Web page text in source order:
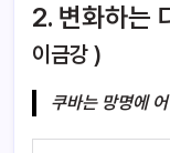
2. 변화하는
이금강 )
쿠바는 망명에